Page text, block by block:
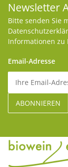
Newsletter
Bitte senden Sie
Informationen zu
Email-Adresse